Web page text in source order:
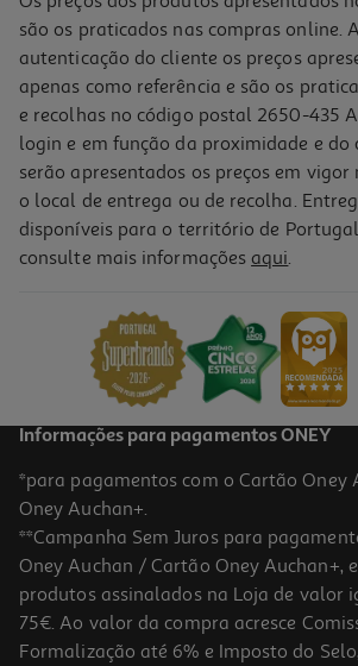
4.5
Frigorífico Combinado Hisense Rb440n4aca
829,99 €
são os praticados nas compras online.
autenticação do cliente os preços
apenas como referência e são os
e recolhas no código postal 2650-435
login e em função da proximidade e do
serão apresentados os preços em vigor
o local de entrega ou de recolha.
disponíveis para o território de
consulte mais informações aqui.
Informações para pagamentos ONEY
*para pagamentos com o Cartão Oney
Oney Auchan+.
**Campanha Sem Juros para
Oney Auchan / Cartão Oney Auchan+,
produtos assinalados na Loja de valor
75€. Ao valor da compra acresce
Formalização até 6% e Imposto do